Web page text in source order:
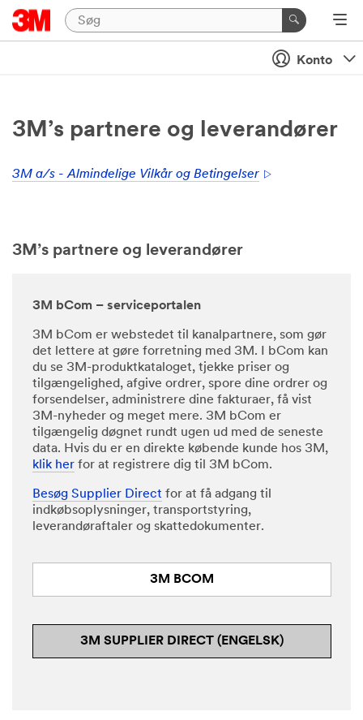
Konto
3M’s partnere og leverandører
3M a/s - Almindelige Vilkår og Betingelser
3M’s partnere og leverandører
3M bCom – serviceportalen
3M bCom er webstedet til kanalpartnere, som gør
det lettere at gøre forretning med 3M. I bCom kan
du se 3M-produktkataloget, tjekke priser og
tilgængelighed, afgive ordrer, spore dine ordrer og
forsendelser, administrere dine fakturaer, få vist
3M-nyheder og meget mere. 3M bCom er
tilgængelig døgnet rundt ugen ud med de seneste
data. Hvis du er en direkte købende kunde hos 3M,
klik her for at registrere dig til 3M bCom.
Besøg Supplier Direct for at få adgang til
indkøbsoplysninger, transportstyring,
leverandøraftaler og skattedokumenter.
3M BCOM
3M SUPPLIER DIRECT (ENGELSK)